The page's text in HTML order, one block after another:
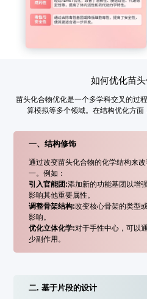
如何优化苗头
苗头化合物优化是一个多学科交叉的过
算模拟等多个领域。在结构优化方面
一、结构修饰
通过改变苗头化合物的化学结构来
一。例如：
引入官能团:添加新的功能基团以增
影响其他重要属性。
调整骨架结构:改变核心骨架的类型
影响。
优化立体化学:对于手性中心，可以
少副作用。
二. 基于片段的设计